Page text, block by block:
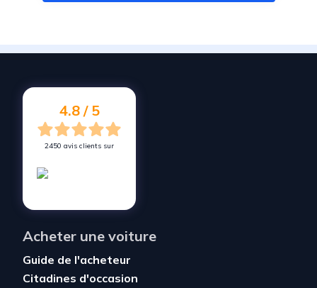
Vendez votre voiture à
4.8 / 5
2450 avis clients sur
Acheter une voiture
Guide de l'acheteur
Citadines d'occasion